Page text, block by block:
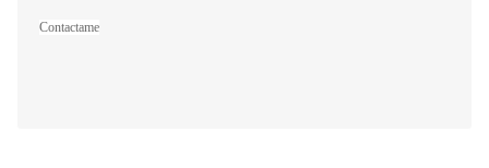
Contactame